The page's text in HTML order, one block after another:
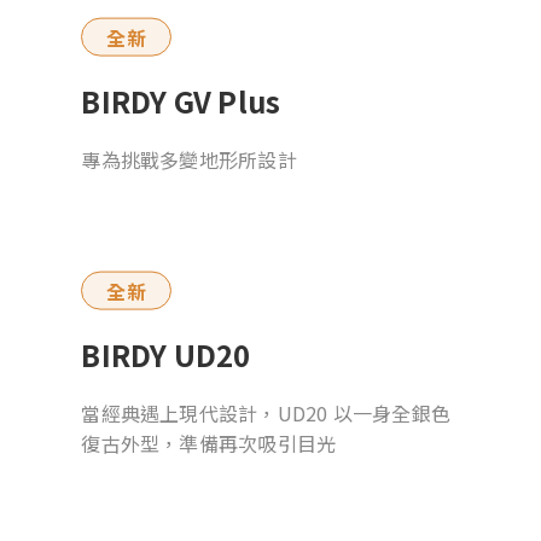
全新
BIRDY GV Plus
專為挑戰多變地形所設計
全新
BIRDY UD20
當經典遇上現代設計，UD20 以一身全銀色
復古外型，準備再次吸引目光